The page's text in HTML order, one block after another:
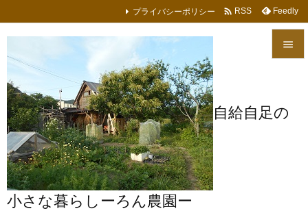
自給自足の
小さな暮らしーろん農園ー


サイド
プライバシーポリシー  RSS Feedly